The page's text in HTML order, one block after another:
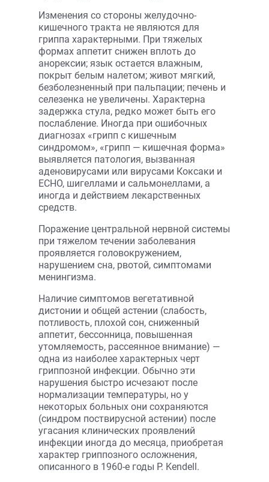
Изменения со стороны желудочно-
кишечного тракта не являются для
гриппа характерными. При тяжелых
формах аппетит снижен вплоть до
анорексии; язык остается влажным,
покрыт белым налетом; живот мягкий,
безболезненный при пальпации; печень и
селезенка не увеличены. Характерна
задержка стула, редко может быть его
послабление. Иногда при ошибочных
диагнозах «грипп с кишечным
синдромом», «грипп — кишечная форма»
выявляется патология, вызванная
аденовирусами или вирусами Коксаки и
ECHO, шигеллами и сальмонеллами, а
иногда и дейст­вием лекарственных
средств.
Поражение центральной нервной системы
при тяжелом течении заболевания
проявляется головокружением,
нарушением сна, рвотой, симптомами
менингизма.
Наличие симптомов вегетативной
дистонии и общей астении (слабость,
потливость, плохой сон, сниженный
аппетит, бессонница, повышенная
утомляемость, рассеянное внимание) —
одна из наиболее характерных черт
гриппозной инфекции. Обычно эти
нарушения быстро исчезают после
нормализации температуры, но у
некоторых больных они сохраняются
(синдром поствирусной астении) после
угасания клинических проявлений
инфекции иногда до месяца, приобретая
характер гриппозного осложнения,
описанного в 1960-е годы P. Kendell.